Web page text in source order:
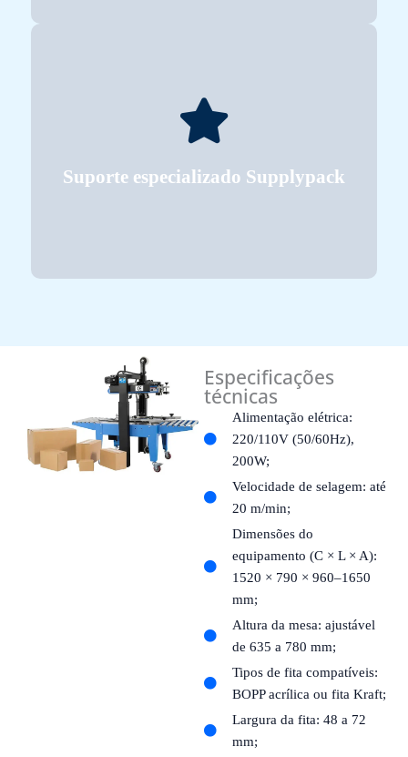
Suporte especializado Supplypack
desde instalação e treinamento até manutenção e
fornecimento de peças — assegurando o melhor
desempenho do equipamento ao longo do tempo.
Especificações
técnicas
Alimentação elétrica:
220/110V (50/60Hz),
200W;
Velocidade de selagem: até
20 m/min;
Dimensões do
equipamento (C × L × A):
1520 × 790 × 960–1650
mm;
Altura da mesa: ajustável
de 635 a 780 mm;
Tipos de fita compatíveis:
BOPP acrílica ou fita Kraft;
Largura da fita: 48 a 72
mm;